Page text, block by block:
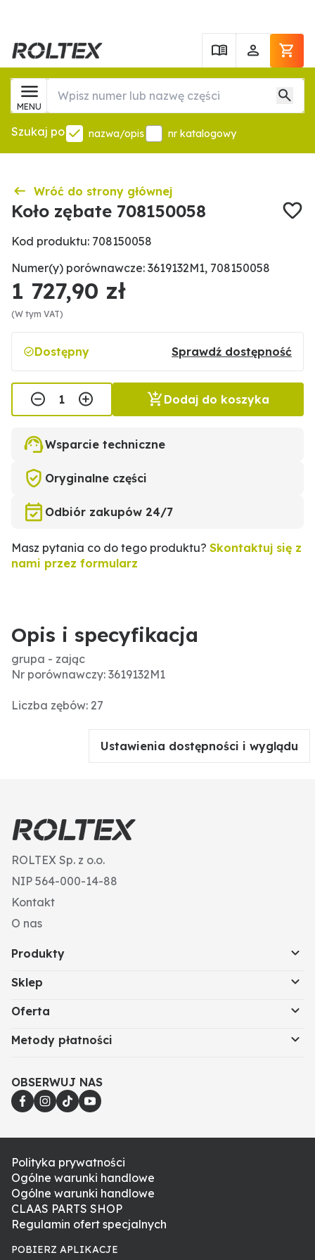
MENU
Szukaj po nazwa/opis nr katalogowy
Wróć do strony głównej
Koło zębate 708150058
Kod produktu: 708150058
Numer(y) porównawcze: 3619132M1, 708150058
1 727,90 zł
(W tym VAT)
Dostępny Sprawdź dostępność
Dodaj do koszyka
Wsparcie techniczne
Oryginalne części
Odbiór zakupów 24/7
Masz pytania co do tego produktu? Skontaktuj się z
nami przez formularz
Opis i specyfikacja
grupa - zając
Nr porównawczy: 3619132M1
Liczba zębów: 27
Ustawienia dostępności i wyglądu
ROLTEX Sp. z o.o.
NIP 564-000-14-88
Kontakt
O nas
Produkty
Sklep
Oferta
Metody płatności
OBSERWUJ NAS
Polityka prywatności
Ogólne warunki handlowe
Ogólne warunki handlowe
CLAAS PARTS SHOP
Regulamin ofert specjalnych
POBIERZ APLIKACJE